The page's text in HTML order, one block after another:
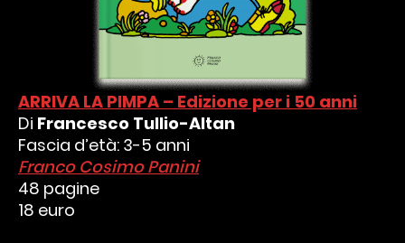
ARRIVA LA PIMPA – Edizione per i 50 anni
Di Francesco Tullio-Altan
Fascia d’età: 3-5 anni
Franco Cosimo Panini
48 pagine
18 euro